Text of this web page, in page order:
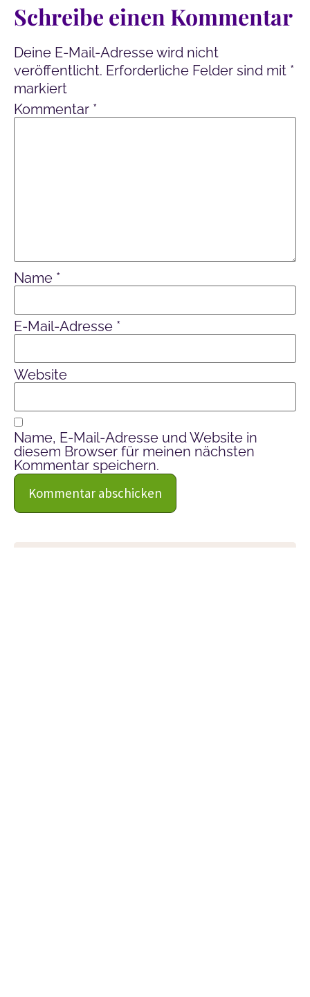
Schreibe einen Kommentar
Deine E-Mail-Adresse wird nicht
veröffentlicht. Erforderliche Felder sind mit *
markiert
Kommentar *
Name *
E-Mail-Adresse *
Website
Name, E-Mail-Adresse und Website in
diesem Browser für meinen nächsten
Kommentar speichern.